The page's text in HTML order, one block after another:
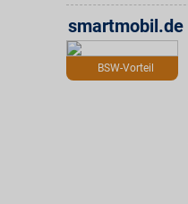
BSW-Vorteil
smartmobil.de